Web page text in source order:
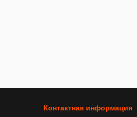
Контактная информация